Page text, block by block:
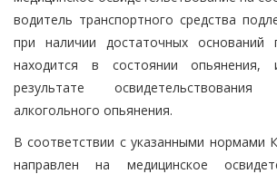
водитель транспортного средства
при наличии достаточных оснований
находится в состоянии опьянения,
результате
алкогольного опьянения.
В соответствии с указанными
направлен на медицинское